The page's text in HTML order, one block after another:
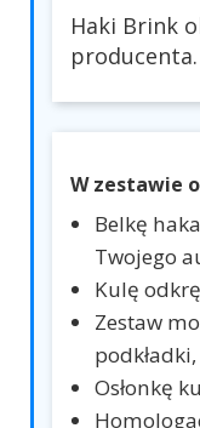
Haki Brink
producenta.
W zestawie
Belkę
Twojego
Kulę
Zestaw
podkładki,
Osłonkę